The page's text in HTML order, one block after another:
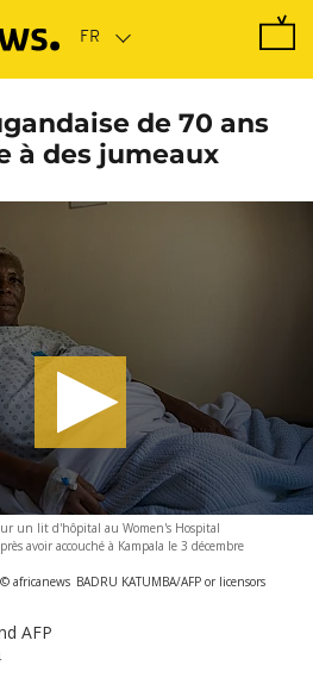
de 70 ans
à des jumeaux
un lit d'hôpital au Women's Hospital
avoir accouché à Kampala le 3 décembre
africanews BADRU KATUMBA/AFP or licensors
AFP